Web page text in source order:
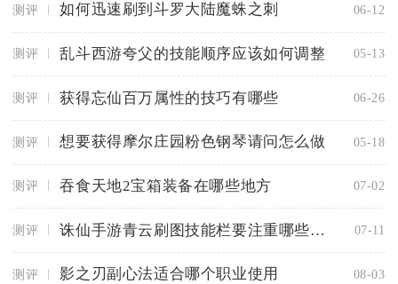
测评 如何迅速刷到斗罗大陆魔蛛之刺 06-12
测评 乱斗西游夸父的技能顺序应该如何调整 05-13
测评 获得忘仙百万属性的技巧有哪些 06-26
测评 想要获得摩尔庄园粉色钢琴请问怎么做 05-18
测评 吞食天地2宝箱装备在哪些地方 07-02
测评 诛仙手游青云刷图技能栏要注重哪些技能效果 07-11
测评 影之刃副心法适合哪个职业使用 08-03